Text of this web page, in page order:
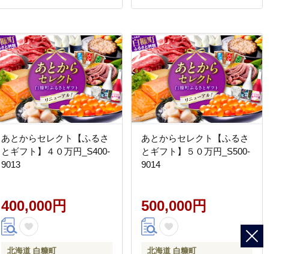
あとからセレクト【ふるさ
とギフト】４０万円_S400-
9013
400,000円
北海道 白糠町
あとからセレクト【ふるさ
とギフト】５０万円_S500-
9014
500,000円
北海道 白糠町